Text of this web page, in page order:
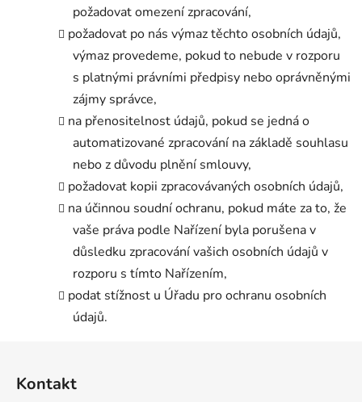
požadovat omezení zpracování,
požadovat po nás výmaz těchto osobních údajů,
výmaz provedeme, pokud to nebude v rozporu
s platnými právními předpisy nebo oprávněnými
zájmy správce,
na přenositelnost údajů, pokud se jedná o
automatizované zpracování na základě souhlasu
nebo z důvodu plnění smlouvy,
požadovat kopii zpracovávaných osobních údajů,
na účinnou soudní ochranu, pokud máte za to, že
vaše práva podle Nařízení byla porušena v
důsledku zpracování vašich osobních údajů v
rozporu s tímto Nařízením,
podat stížnost u Úřadu pro ochranu osobních
údajů.
Kontakt